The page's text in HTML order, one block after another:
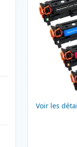
Voir les